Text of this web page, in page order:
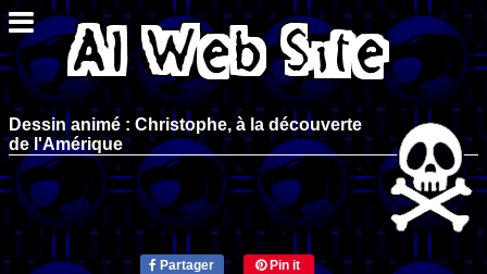
Dessin animé : Christophe, à la découverte
de l'Amérique
Partager Pin it